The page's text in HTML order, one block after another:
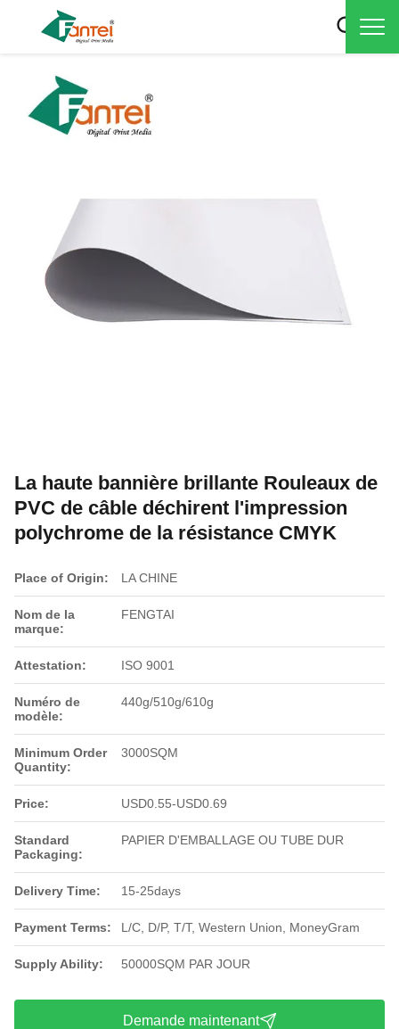
La haute bannière brillante Rouleaux de
PVC de câble déchirent l'impression
polychrome de la résistance CMYK
Place of Origin: LA CHINE
Nom de la
marque:
FENGTAI
Attestation: ISO 9001
Numéro de
modèle:
440g/510g/610g
Minimum Order
Quantity:
3000SQM
Price: USD0.55-USD0.69
Standard
Packaging:
PAPIER D'EMBALLAGE OU TUBE DUR
Delivery Time: 15-25days
Payment Terms: L/C, D/P, T/T, Western Union, MoneyGram
Supply Ability: 50000SQM PAR JOUR
Demande maintenant